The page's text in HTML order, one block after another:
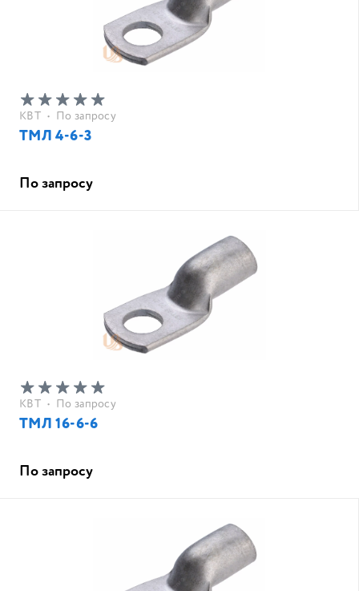
КВТ • По запросу
ТМЛ 4-6-3
По запросу
КВТ • По запросу
ТМЛ 16-6-6
По запросу